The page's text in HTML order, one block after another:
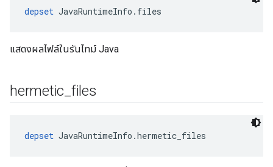
depset JavaRuntimeInfo.files
แสดงผลไฟล์ในรันไทม์ Java
hermetic files
depset JavaRuntimeInfo.hermetic_files